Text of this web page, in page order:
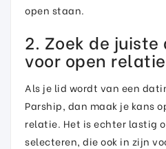
open staan.
2. Zoek de
voor open
Als je lid wordt van een
Parship, dan maak je kans
relatie. Het is echter lastig
selecteren, die ook in zijn